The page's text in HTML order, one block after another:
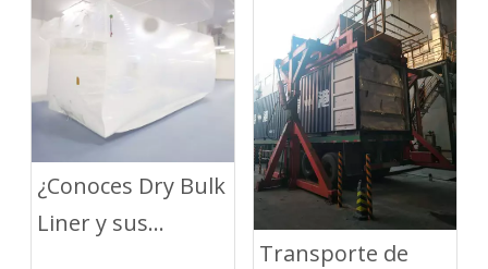
¿Conoces Dry Bulk
Liner y sus
Transporte de